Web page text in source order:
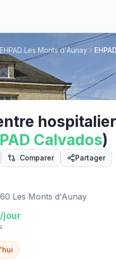
EHPAD Les Monts d'Aunay
hospitalier
Calvados)
Comparer Partager
Les Monts d'Aunay
jour